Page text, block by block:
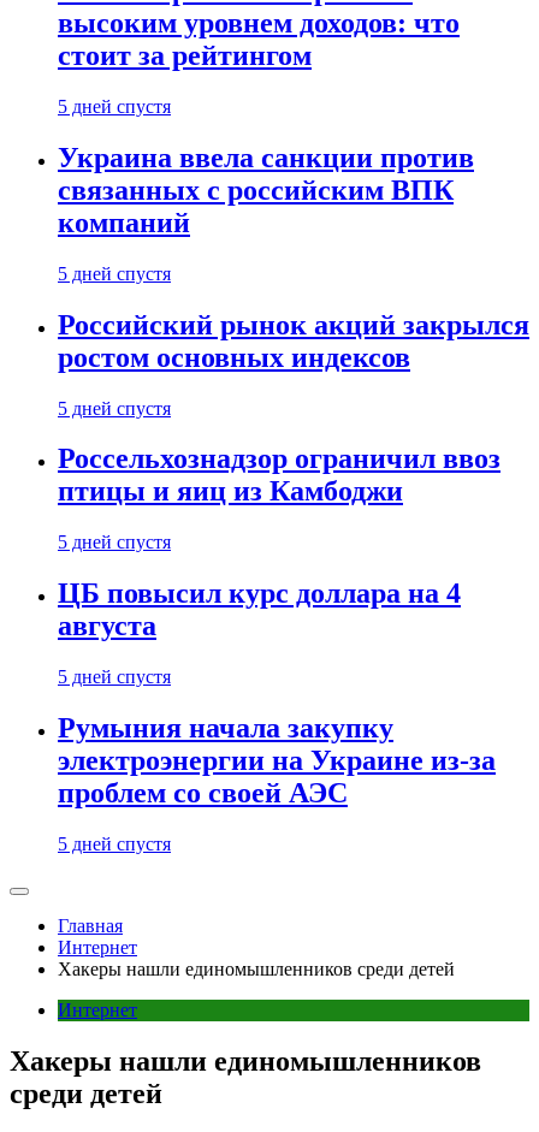
высоким уровнем доходов: что
стоит за рейтингом
5 дней спустя
Украина ввела санкции против
связанных с российским ВПК
компаний
5 дней спустя
Российский рынок акций закрылся
ростом основных индексов
5 дней спустя
Россельхознадзор ограничил ввоз
птицы и яиц из Камбоджи
5 дней спустя
ЦБ повысил курс доллара на 4
августа
5 дней спустя
Румыния начала закупку
электроэнергии на Украине из-за
проблем со своей АЭС
5 дней спустя
Главная
Интернет
Хакеры нашли единомышленников среди детей
Интернет
Хакеры нашли единомышленников
среди детей